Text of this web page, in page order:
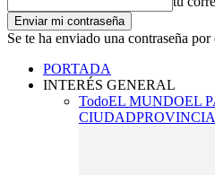
Se te ha enviado una contraseña
PORTADA
INTERÉS GENERAL
TodoEL MUNDOEL
CIUDAD